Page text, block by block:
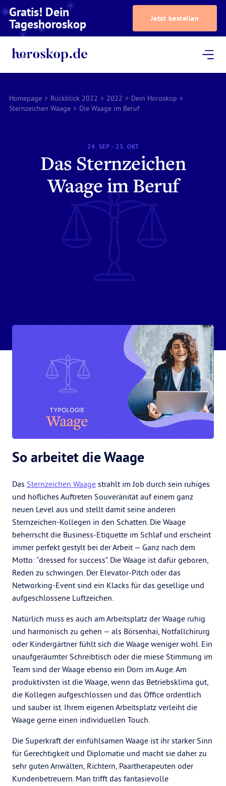
Gratis! Dein
Tageshoroskop Jetzt bestellen
Homepage > Rückblick 2022 > 2022 > Dein Horoskop >
Sternzeichen Waage > Die Waage im Beruf
24. SEP - 23. OKT
Das Sternzeichen
Waage im Beruf
So arbeitet die Waage
Das Sternzeichen Waage strahlt im Job durch sein ruhiges
und höfliches Auftreten Souveränität auf einem ganz
neuen Level aus und stellt damit seine anderen
Sternzeichen-Kollegen in den Schatten. Die Waage
beherrscht die Business-Etiquette im Schlaf und erscheint
immer perfekt gestylt bei der Arbeit — Ganz nach dem
Motto: “dressed for success”. Die Waage ist dafür geboren,
Reden zu schwingen. Der Elevator-Pitch oder das
Networking-Event sind ein Klacks für das gesellige und
aufgeschlossene Luftzeichen.
Natürlich muss es auch am Arbeitsplatz der Waage ruhig
und harmonisch zu gehen — als Börsenhai, Notfallchirurg
oder Kindergärtner fühlt sich die Waage weniger wohl. Ein
unaufgeräumter Schreibtisch oder die miese Stimmung im
Team sind der Waage ebenso ein Dorn im Auge. Am
produktivsten ist die Waage, wenn das Betriebsklima gut,
die Kollegen aufgeschlossen und das Office ordentlich
und sauber ist. Ihrem eigenen Arbeitsplatz verleiht die
Waage gerne einen individuellen Touch.
Die Superkraft der einfühlsamen Waage ist ihr starker Sinn
für Gerechtigkeit und Diplomatie und macht sie daher zu
sehr guten Anwälten, Richtern, Paartherapeuten oder
Kundenbetreuern. Man trifft das fantasievolle